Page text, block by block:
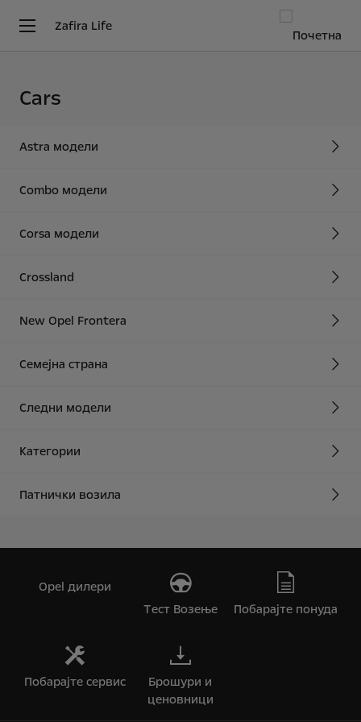
Zafira Life
Cars
Astra модели
Combo модели
Corsa модели
Crossland
New Opel Frontera
Семејна странa
Cледни модели
Категории
Патнички возила
Opel дилери
Tест Bозење
Побарајте понуда
Побарајте сервис
Брошури и
ценовници